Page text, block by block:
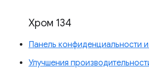
Хром 134
Панель конфиденциальности
Улучшения